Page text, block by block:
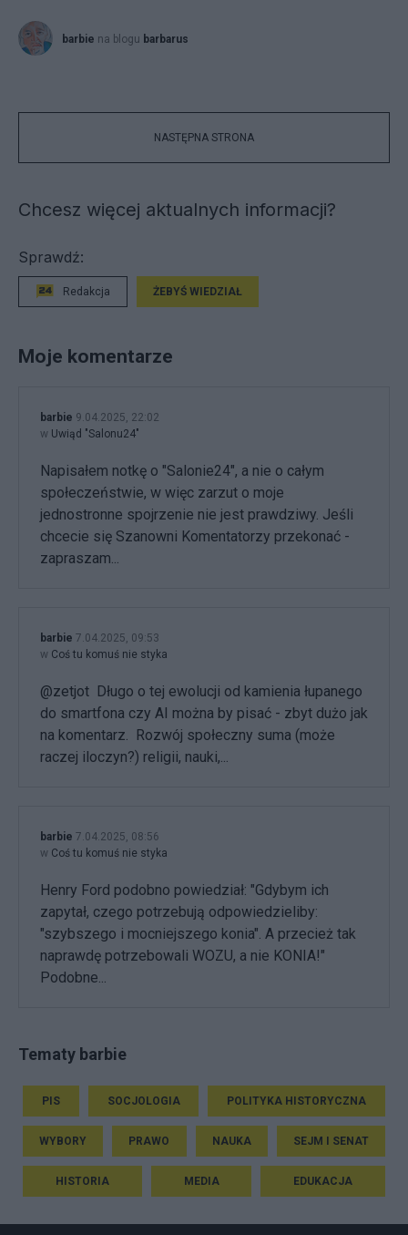
barbie na blogu barbarus
NASTĘPNA STRONA
Chcesz więcej aktualnych informacji?
Sprawdź:
Redakcja ŻEBYŚ WIEDZIAŁ
Moje komentarze
barbie 9.04.2025, 22:02
w Uwiąd "Salonu24"
Napisałem notkę o "Salonie24", a nie o całym
społeczeństwie, w więc zarzut o moje
jednostronne spojrzenie nie jest prawdziwy. Jeśli
chcecie się Szanowni Komentatorzy przekonać -
zapraszam...
barbie 7.04.2025, 09:53
w Coś tu komuś nie styka
@zetjot Długo o tej ewolucji od kamienia łupanego
do smartfona czy AI można by pisać - zbyt dużo jak
na komentarz. Rozwój społeczny suma (może
raczej iloczyn?) religii, nauki,...
barbie 7.04.2025, 08:56
w Coś tu komuś nie styka
Henry Ford podobno powiedział: "Gdybym ich
zapytał, czego potrzebują odpowiedzieliby:
"szybszego i mocniejszego konia". A przecież tak
naprawdę potrzebowali WOZU, a nie KONIA!"
Podobne...
Tematy barbie
PIS SOCJOLOGIA POLITYKA HISTORYCZNA
WYBORY PRAWO NAUKA SEJM I SENAT
HISTORIA MEDIA EDUKACJA